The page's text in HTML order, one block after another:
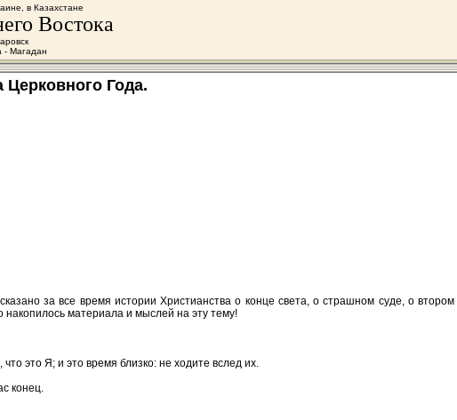
в Казахстане
Востока
- Магадан
Церковного Года.
за все время истории Христианства о конце света, о страшном суде, о втором
накопилось материала и мыслей на эту тему!
это Я; и это время близко: не ходите вслед их.
конец.